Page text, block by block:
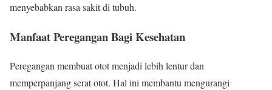
menyebabkan rasa sakit di tubuh.
Manfaat Peregangan Bagi Kesehatan
Peregangan membuat otot menjadi lebih lentur dan
memperpanjang serat otot. Hal ini membantu mengurangi